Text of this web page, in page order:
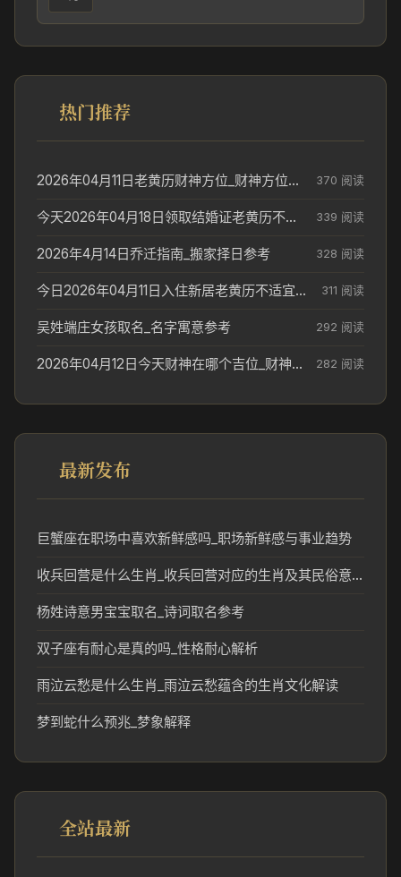
热门推荐
2026年04月11日老黄历财神方位_财神方位与供奉讲究 370 阅读
今天2026年04月18日领取结婚证老黄历不适合吗_领证日期参考 339 阅读
2026年4月14日乔迁指南_搬家择日参考 328 阅读
今日2026年04月11日入住新居老黄历不适宜吗_搬家择日参考 311 阅读
吴姓端庄女孩取名_名字寓意参考 292 阅读
2026年04月12日今天财神在哪个吉位_财神方位参考 282 阅读
最新发布
巨蟹座在职场中喜欢新鲜感吗_职场新鲜感与事业趋势
收兵回营是什么生肖_收兵回营对应的生肖及其民俗意义
杨姓诗意男宝宝取名_诗词取名参考
双子座有耐心是真的吗_性格耐心解析
雨泣云愁是什么生肖_雨泣云愁蕴含的生肖文化解读
梦到蛇什么预兆_梦象解释
全站最新